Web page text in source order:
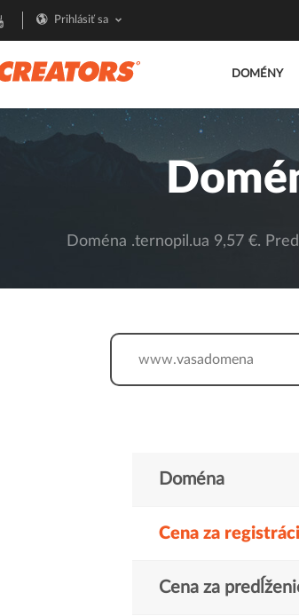
DOMÉNY
Prihlásiť sa
Doména .ternopil.ua 9,57 €.
www.
Doména
Cena za
Cena za